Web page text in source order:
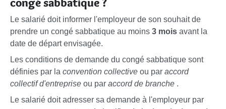
Le salarié doit informer l'employeur de son souhait de
prendre un congé sabbatique au moins 3 mois avant la
date de départ envisagée.
Les conditions de demande du congé sabbatique sont
définies par la convention collective ou par accord
collectif d'entreprise ou par accord de branche .
Le salarié doit adresser sa demande à l'employeur par